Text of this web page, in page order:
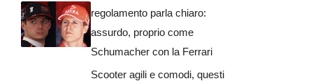
regolamento parla chiaro:
assurdo, proprio come
Schumacher con la Ferrari
Scooter agili e comodi, questi